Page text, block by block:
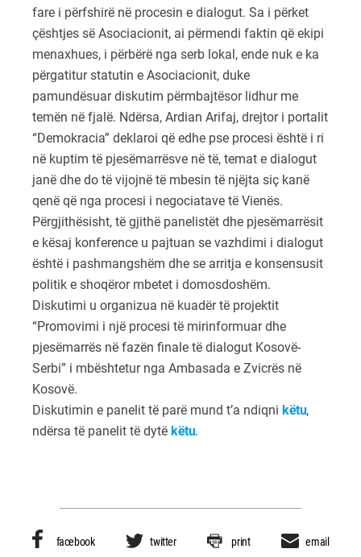
fare i përfshirë në procesin e dialogut. Sa i përket
çështjes së Asociacionit, ai përmendi faktin që ekipi
menaxhues, i përbërë nga serb lokal, ende nuk e ka
përgatitur statutin e Asociacionit, duke
pamundësuar diskutim përmbajtësor lidhur me
temën në fjalë. Ndërsa, Ardian Arifaj, drejtor i portalit
“Demokracia” deklaroi që edhe pse procesi është i ri
në kuptim të pjesëmarrësve në të, temat e dialogut
janë dhe do të vijojnë të mbesin të njëjta siç kanë
qenë që nga procesi i negociatave të Vienës.
Përgjithësisht, të gjithë panelistët dhe pjesëmarrësit
e kësaj konference u pajtuan se vazhdimi i dialogut
është i pashmangshëm dhe se arritja e konsensusit
politik e shoqëror mbetet i domosdoshëm.
Diskutimi u organizua në kuadër të projektit
“Promovimi i një procesi të mirinformuar dhe
pjesëmarrës në fazën finale të dialogut Kosovë-
Serbi” i mbështetur nga Ambasada e Zvicrës në
Kosovë.
Diskutimin e panelit të parë mund t’a ndiqni këtu,
ndërsa të panelit të dytë këtu.
facebook twitter print email